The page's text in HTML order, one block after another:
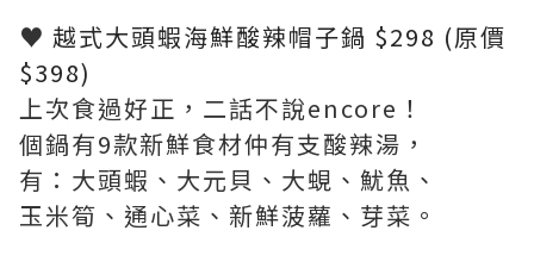
♥ 越式大頭蝦海鮮酸辣帽子鍋 $298 (原價
$398)
上次食過好正，二話不說encore！
個鍋有9款新鮮食材仲有支酸辣湯，
有：大頭蝦、大元貝、大蜆、魷魚、
玉米筍、通心菜、新鮮菠蘿、芽菜。